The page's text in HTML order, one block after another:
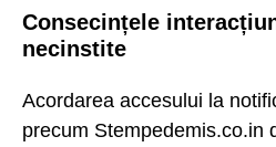
Consecințele
necinstite
Acordarea accesului la
precum Stempedemis.co.in